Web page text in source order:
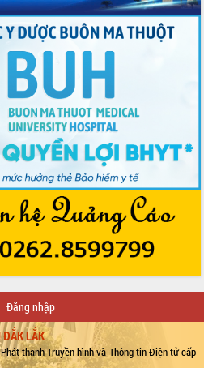
Đăng nhập
ĐẮK LẮK
thanh Truyền hình và Thông tin Điện tử cấp